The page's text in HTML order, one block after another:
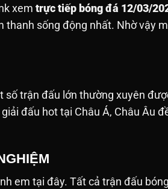
xem trực tiếp bóng đá 12/03/
sống động nhất. Nhờ vậy
trận đấu lớn thường xuyên
đấu hot tại Châu Á, Châu Âu
em tại đây. Tất cả trận đấu